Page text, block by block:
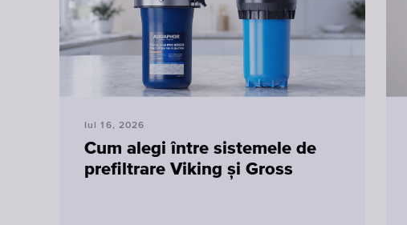
Iul 16, 2026
Cum alegi între sistemele de
prefiltrare Viking și Gross